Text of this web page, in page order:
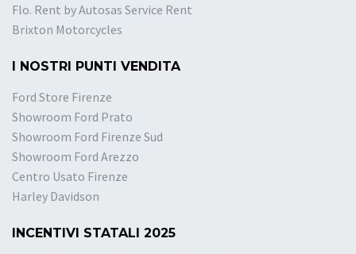
Flo. Rent by Autosas Service Rent
Brixton Motorcycles
I NOSTRI PUNTI VENDITA
Ford Store Firenze
Showroom Ford Prato
Showroom Ford Firenze Sud
Showroom Ford Arezzo
Centro Usato Firenze
Harley Davidson
INCENTIVI STATALI 2025